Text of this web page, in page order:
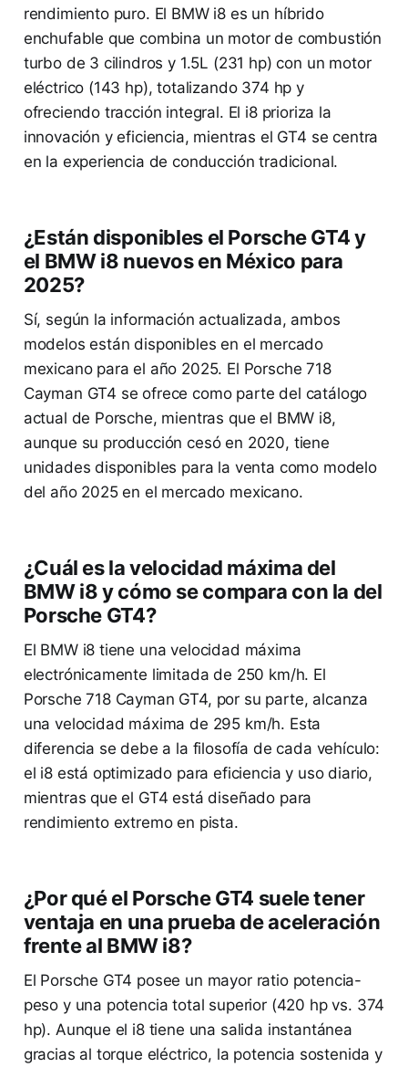
rendimiento puro. El BMW i8 es un híbrido
enchufable que combina un motor de combustión
turbo de 3 cilindros y 1.5L (231 hp) con un motor
eléctrico (143 hp), totalizando 374 hp y
ofreciendo tracción integral. El i8 prioriza la
innovación y eficiencia, mientras el GT4 se centra
en la experiencia de conducción tradicional.
¿Están disponibles el Porsche GT4 y
el BMW i8 nuevos en México para
2025?
Sí, según la información actualizada, ambos
modelos están disponibles en el mercado
mexicano para el año 2025. El Porsche 718
Cayman GT4 se ofrece como parte del catálogo
actual de Porsche, mientras que el BMW i8,
aunque su producción cesó en 2020, tiene
unidades disponibles para la venta como modelo
del año 2025 en el mercado mexicano.
¿Cuál es la velocidad máxima del
BMW i8 y cómo se compara con la del
Porsche GT4?
El BMW i8 tiene una velocidad máxima
electrónicamente limitada de 250 km/h. El
Porsche 718 Cayman GT4, por su parte, alcanza
una velocidad máxima de 295 km/h. Esta
diferencia se debe a la filosofía de cada vehículo:
el i8 está optimizado para eficiencia y uso diario,
mientras que el GT4 está diseñado para
rendimiento extremo en pista.
¿Por qué el Porsche GT4 suele tener
ventaja en una prueba de aceleración
frente al BMW i8?
El Porsche GT4 posee un mayor ratio potencia-
peso y una potencia total superior (420 hp vs. 374
hp). Aunque el i8 tiene una salida instantánea
gracias al torque eléctrico, la potencia sostenida y